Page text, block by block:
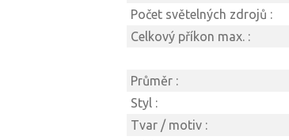
Počet světelných zdrojů :
Celkový příkon max. :
Průměr :
Styl :
Tvar / motiv :